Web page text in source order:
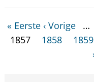
« Eerste ‹ Vorige …
1857
1858 1859